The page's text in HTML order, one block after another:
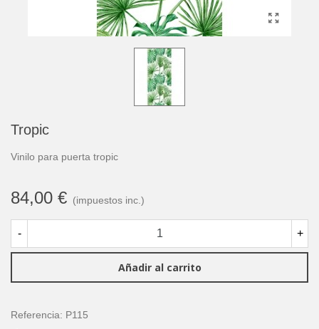
Tropic
Vinilo para puerta tropic
84,00 € (impuestos inc.)
- +
Añadir al carrito
Referencia: P115